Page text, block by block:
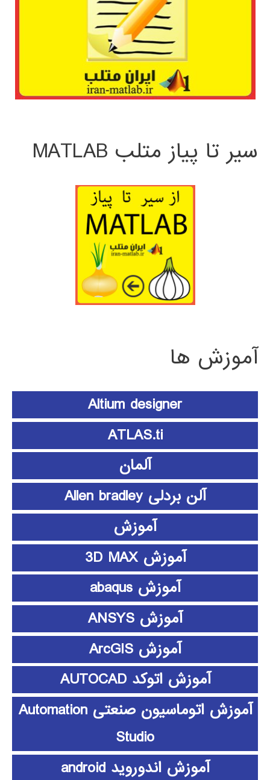
سیر تا پیاز متلب MATLAB
آموزش ها
Altium designer
ATLAS.ti
آلمان
آلن بردلی Allen bradley
آموزش
آموزش 3D MAX
آموزش abaqus
آموزش ANSYS
آموزش ArcGIS
آموزش اتوکد AUTOCAD
آموزش اتوماسیون صنعتی Automation
Studio
آموزش اندوروید android